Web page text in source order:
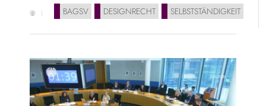
BAGSV DESIGNRECHT SELBSTSTÄNDIGKEIT